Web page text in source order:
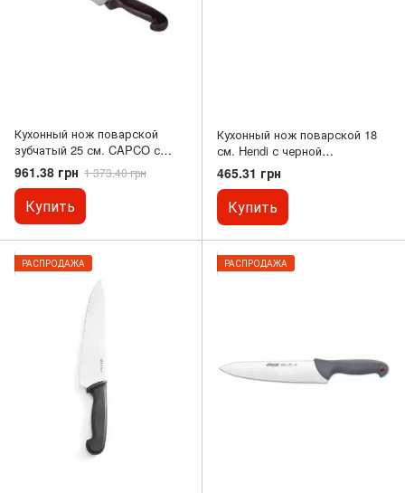
Кухонный нож поварской
зубчатый 25 см. CAPCO с
черной пластиковой ручкой
961.38 грн 1 373.40 грн
Купить
Кухонный нож поварской 18
см. Hendi с черной
пластиковой ручкой (842607)
465.31 грн
Купить
РАСПРОДАЖА РАСПРОДАЖА